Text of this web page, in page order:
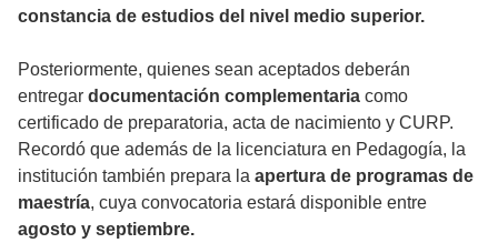
constancia de estudios del nivel medio superior.
Posteriormente, quienes sean aceptados deberán
entregar documentación complementaria como
certificado de preparatoria, acta de nacimiento y CURP.
Recordó que además de la licenciatura en Pedagogía, la
institución también prepara la apertura de programas de
maestría, cuya convocatoria estará disponible entre
agosto y septiembre.